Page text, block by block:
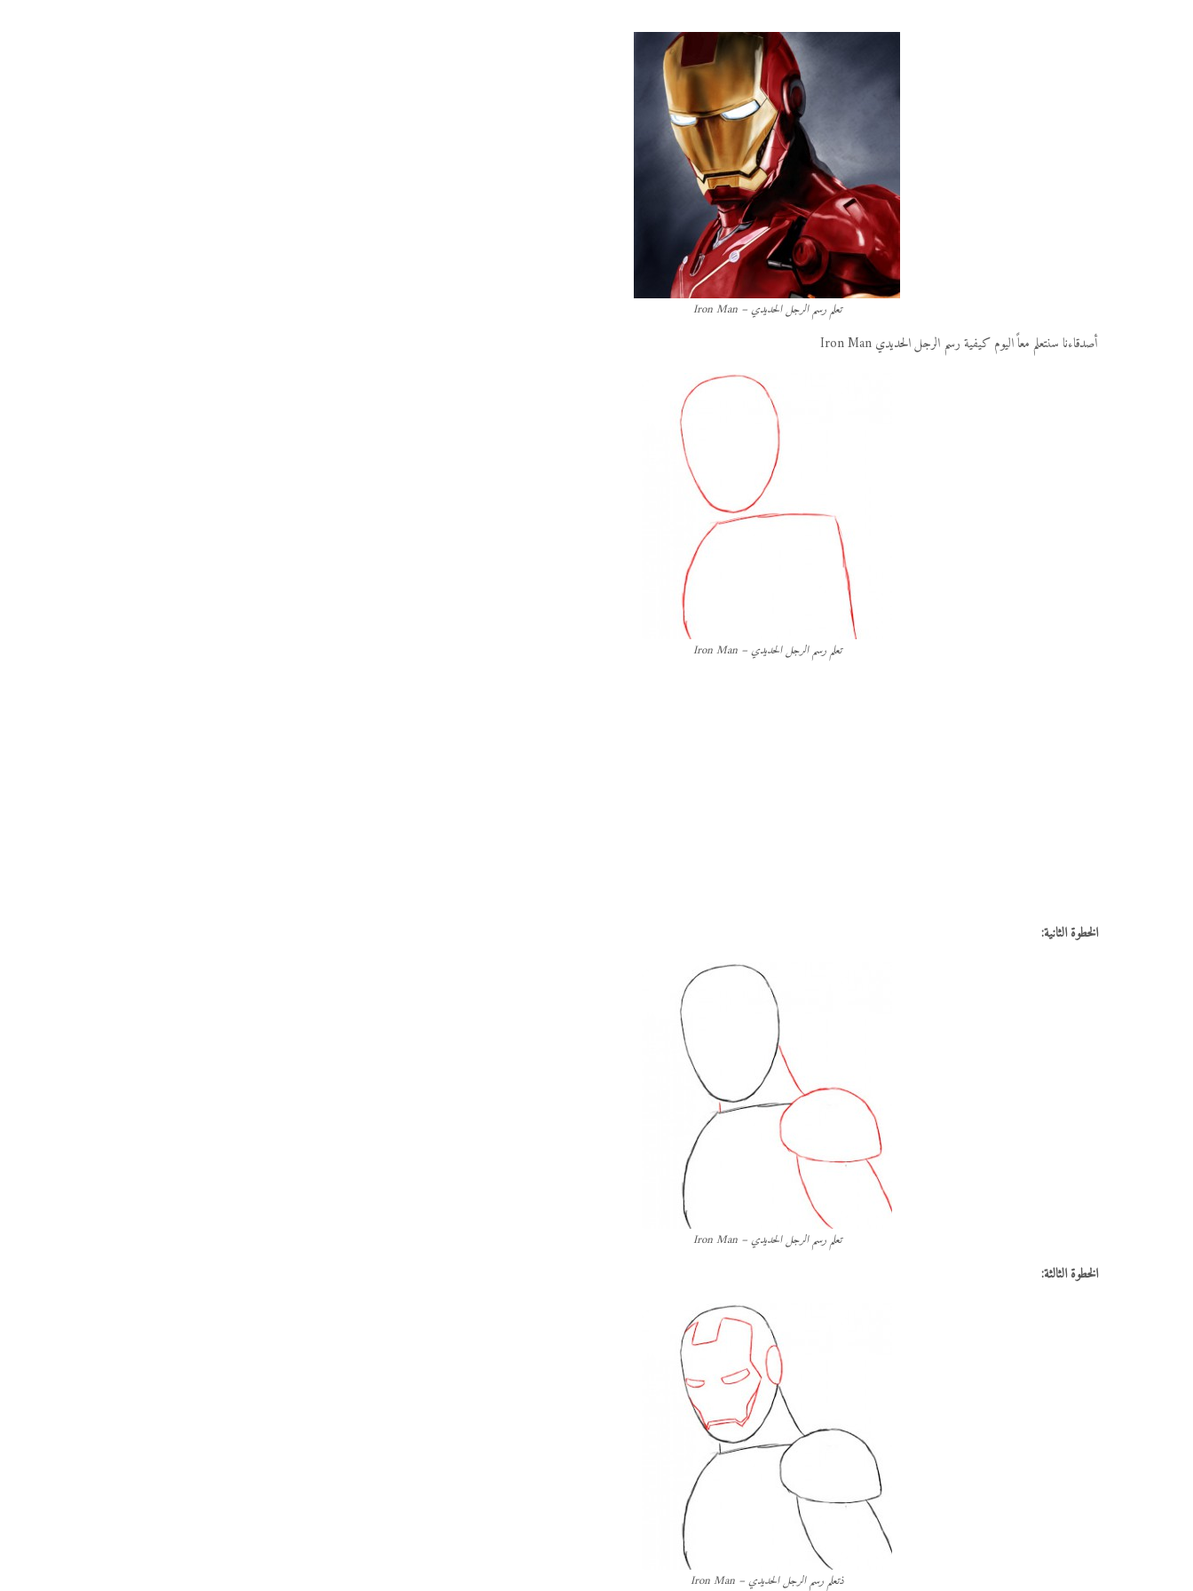
تعلم رسم الرجل الحديدي – Iron Man
أصدقاءنا سنتعلم معاً اليوم كيفية رسم الرجل الحديدي Iron Man
تعلم رسم الرجل الحديدي – Iron Man
الخطوة الثانية:
تعلم رسم الرجل الحديدي – Iron Man
الخطوة الثالثة:
ذتعلم رسم الرجل الحديدي – Iron Man